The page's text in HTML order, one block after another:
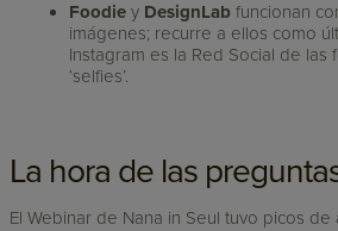
Foodie y DesignLab funcionan
imágenes; recurre a ellos como
Instagram es la Red Social de las
‘selfies’.
La hora de las
El Webinar de Nana in Seul tuvo picos de